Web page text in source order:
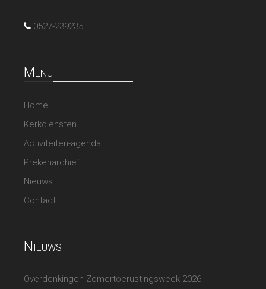
0527-239235
Menu
Home
Kerkdiensten
Activiteiten-agenda
Prekenarchief
Nieuws
Contact
Nieuws
Overdenkingen Zomertoerustingsweek 2026